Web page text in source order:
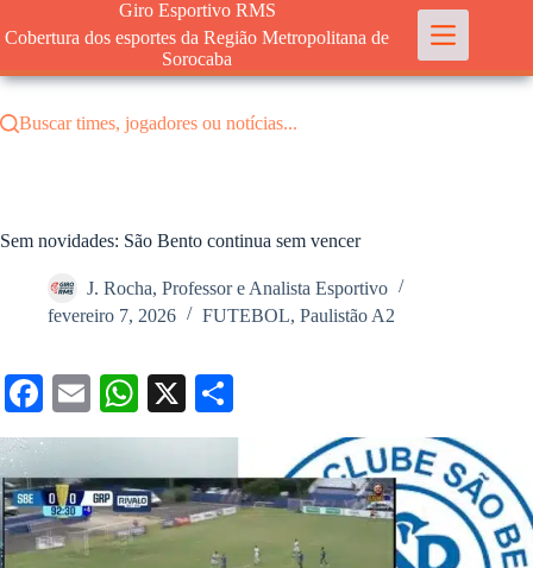
para
conteúdo
Giro Esportivo RMS
Cobertura dos esportes da Região Metropolitana de
Sorocaba
Buscar times, jogadores ou notícias...
Sem novidades: São Bento continua sem vencer
J. Rocha, Professor e Analista Esportivo
fevereiro 7, 2026
FUTEBOL, Paulistão A2
Fa
ce
bo
ok
E
m
ail
W
ha
ts
A
pp
X
ha
re